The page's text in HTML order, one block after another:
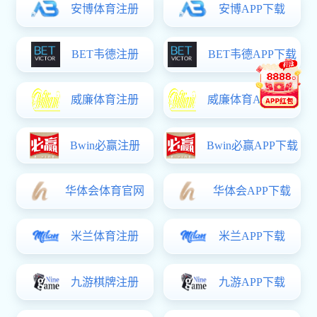
在课程思政
导，明确大学
明晰课程思政实
效，不断增强育
在集体备课
重难点，细化
课件与习题资源
万礼蓉老师
断提升信息化教学